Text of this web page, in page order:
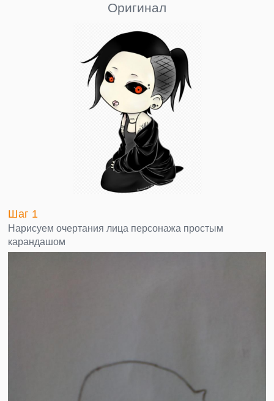
Оригинал
Шаг 1
Нарисуем очертания лица персонажа простым
карандашом